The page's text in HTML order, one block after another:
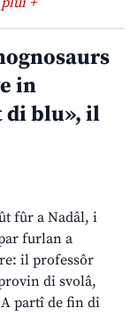
in
di blu», il
fûr a Nadâl, i
furlan a
il professôr
di svolâ,
partî de fin di